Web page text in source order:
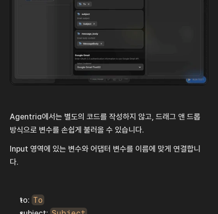
Agentria에서는 별도의 코드를 작성하지 않고, 드래그 앤 드롭
방식으로 변수를 손쉽게 불러올 수 있습니다.
Input 영역에 있는 변수와 어댑터 변수를 이름에 맞게 연결합니
다.
to: To